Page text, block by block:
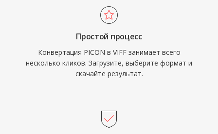
Простой процесс
Конвертация PICON в VIFF занимает всего
несколько кликов. Загрузите, выберите формат и
скачайте результат.